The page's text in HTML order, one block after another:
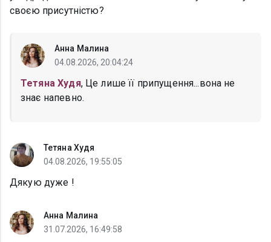
своєю присутністю?
Анна Малина
04.08.2026, 20:04:24
Тетяна Худя, Це лише її припущення...вона не
знає напевно.
Тетяна Худя
04.08.2026, 19:55:05
Дякую дуже !
Анна Малина
31.07.2026, 16:49:58